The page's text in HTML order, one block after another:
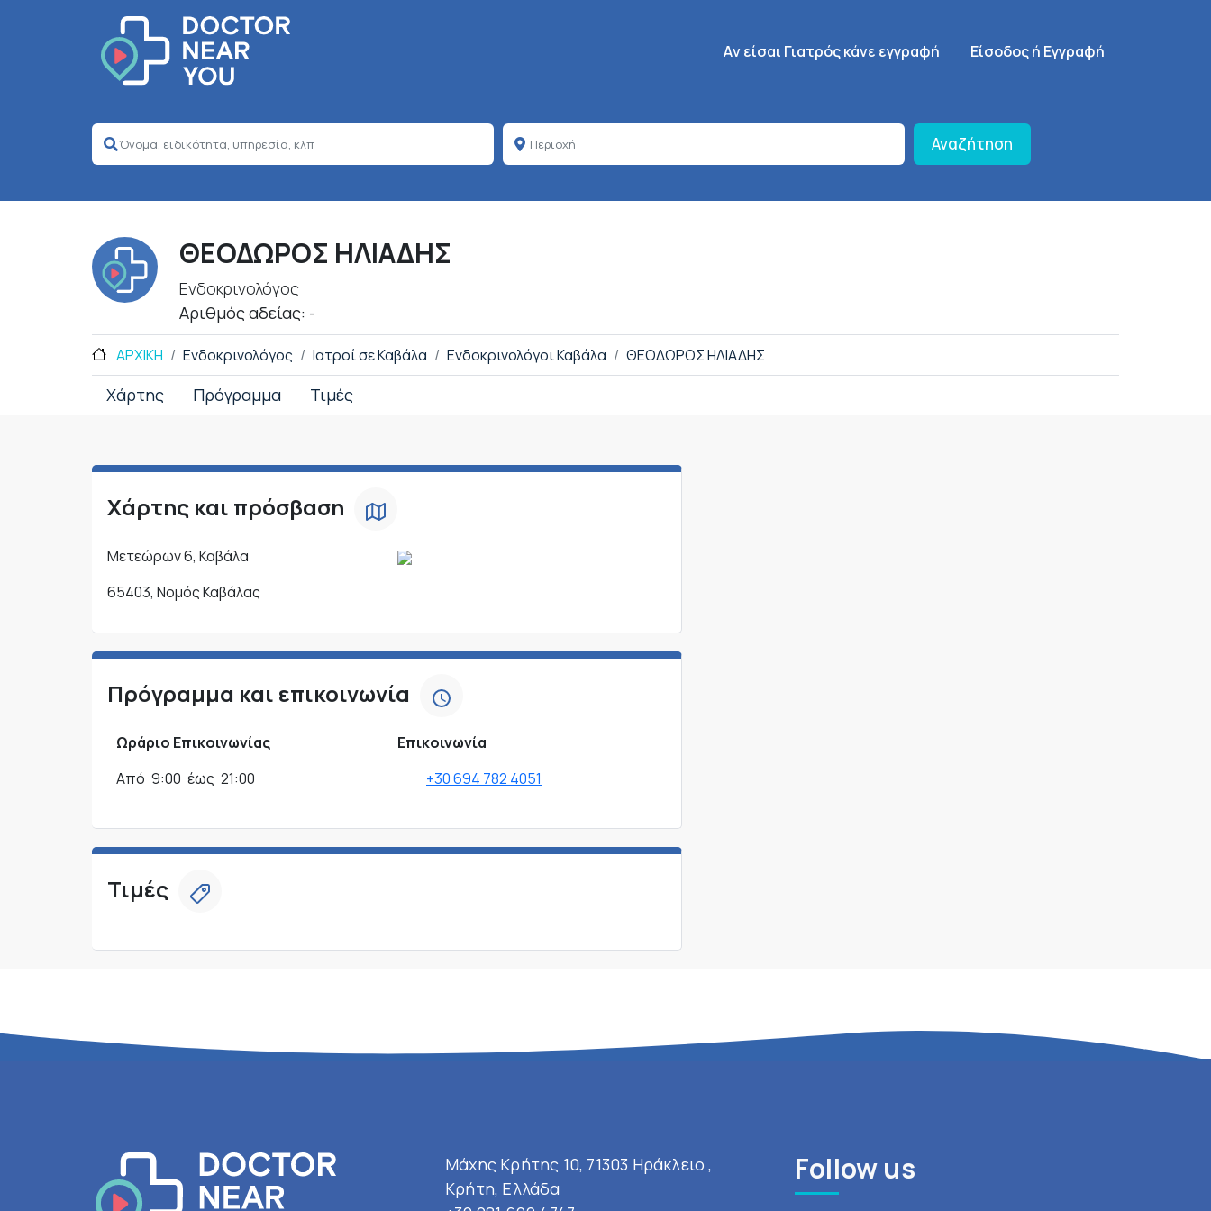
Κεντρική πλοήγηση
Aν είσαι Γιατρός κάνε εγγραφή SignUp Menu
Είσοδος ή Εγγραφή
Αναζήτηση
ΘΕΟΔΩΡΟΣ ΗΛΙΑΔΗΣ
Ενδοκρινολόγος
Αριθμός αδείας: -
ΑΡΧΙΚΗ Ενδοκρινολόγος Ιατροί σε Καβάλα Ενδοκρινολόγοι Καβάλα ΘΕΟΔΩΡΟΣ ΗΛΙΑΔΗΣ
Χάρτης Πρόγραμμα Τιμές
Χάρτης και πρόσβαση
Μετεώρων 6, Καβάλα
65403, Νομός Καβάλας
Πρόγραμμα και επικοινωνία
Ωράριο Επικοινωνίας
Από 9:00 έως 21:00
Επικοινωνία
+30 694 782 4051
Τιμές
Μάχης Κρήτης 10, 71303 Ηράκλειο ,
Κρήτη, Ελλάδα
Follow us